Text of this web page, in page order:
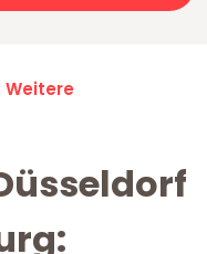
Weitere